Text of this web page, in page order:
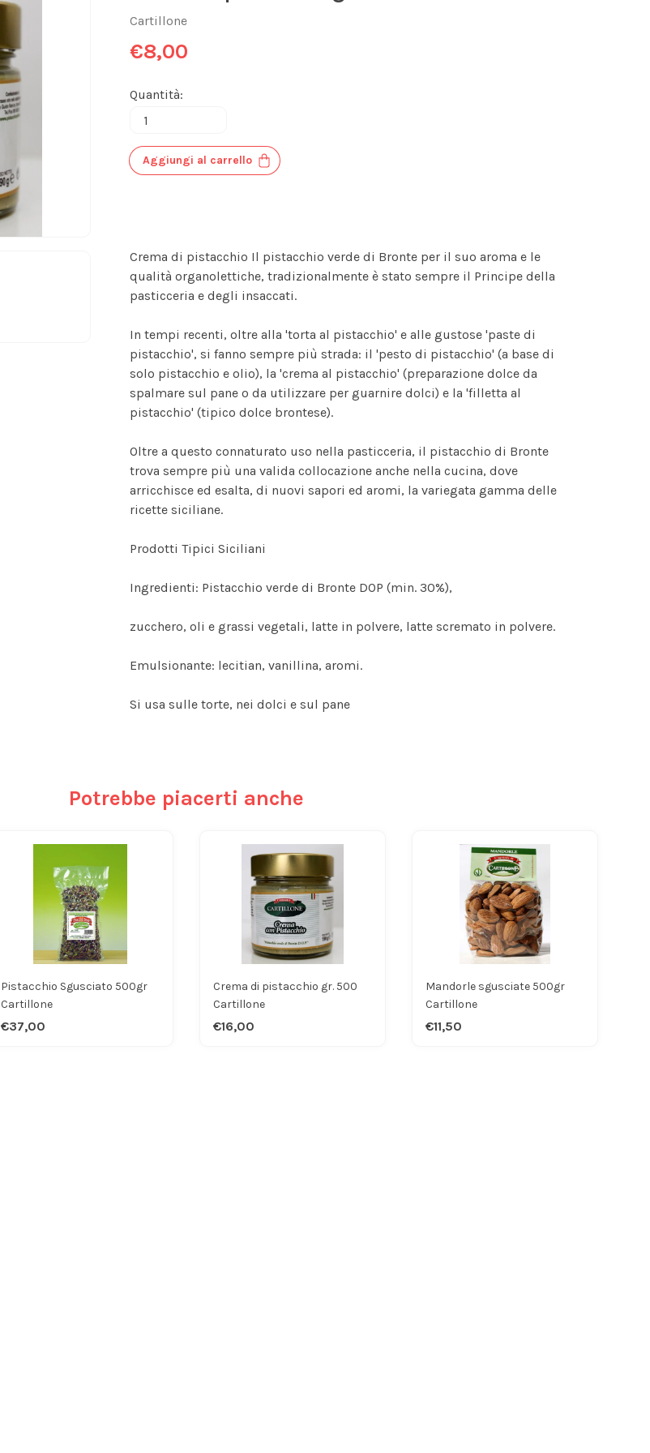
Cartillone
€8,00
Quantità:
Aggiungi al carrello
Crema di pistacchio Il pistacchio verde di Bronte per il suo aroma e le
qualità organolettiche, tradizionalmente è stato sempre il Principe della
pasticceria e degli insaccati.
In tempi recenti, oltre alla 'torta al pistacchio' e alle gustose 'paste di
pistacchio', si fanno sempre più strada: il 'pesto di pistacchio' (a base di
solo pistacchio e olio), la 'crema al pistacchio' (preparazione dolce da
spalmare sul pane o da utilizzare per guarnire dolci) e la 'filletta al
pistacchio' (tipico dolce brontese).
Oltre a questo connaturato uso nella pasticceria, il pistacchio di Bronte
trova sempre più una valida collocazione anche nella cucina, dove
arricchisce ed esalta, di nuovi sapori ed aromi, la variegata gamma delle
ricette siciliane.
Prodotti Tipici Siciliani
Ingredienti: Pistacchio verde di Bronte DOP (min. 30%),
zucchero, oli e grassi vegetali, latte in polvere, latte scremato in polvere.
Emulsionante: lecitian, vanillina, aromi.
Si usa sulle torte, nei dolci e sul pane
Potrebbe piacerti anche
Pistacchio Sgusciato 500gr
Cartillone
€37,00
Crema di pistacchio gr. 500
Cartillone
€16,00
Mandorle sgusciate 500gr
Cartillone
€11,50